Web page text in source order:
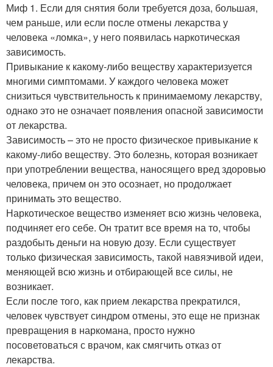
Миф 1. Если для снятия боли требуется доза, большая,
чем раньше, или если после отмены лекарства у
человека «ломка», у него появилась наркотическая
зависимость.
Привыкание к какому-либо веществу характеризуется
многими симптомами. У каждого человека может
снизиться чувствительность к принимаемому лекарству,
однако это не означает появления опасной зависимости
от лекарства.
Зависимость – это не просто физическое привыкание к
какому-либо веществу. Это болезнь, которая возникает
при употреблении вещества, наносящего вред здоровью
человека, причем он это осознает, но продолжает
принимать это вещество.
Наркотическое вещество изменяет всю жизнь человека,
подчиняет его себе. Он тратит все время на то, чтобы
раздобыть деньги на новую дозу. Если существует
только физическая зависимость, такой навязчивой идеи,
меняющей всю жизнь и отбирающей все силы, не
возникает.
Если после того, как прием лекарства прекратился,
человек чувствует синдром отмены, это еще не признак
превращения в наркомана, просто нужно
посоветоваться с врачом, как смягчить отказ от
лекарства.